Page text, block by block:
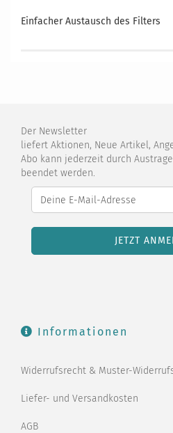
Einfacher Austausch des Filters
Der Newsletter
liefert Aktionen, Neue Artikel,
Abo kann jederzeit durch
beendet werden.
Informationen
Widerrufsrecht & Muster-
Liefer- und Versandkosten
AGB